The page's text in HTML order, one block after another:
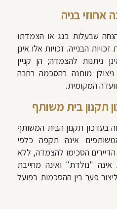
שבעלות בגג או הצמדתו
הבנייה. זכויות אלו אינן
ניתנות להצמדה; הן קניין
מותנה בהסכמה רחבה
המקומית.
בעדכון תקנון הבית המשותף
אינה תקפה כלפי
הסכימו להצמדה, ללא
אינה "נולדת" ואינה מחייבת
פער בין ההסכמות בפועל